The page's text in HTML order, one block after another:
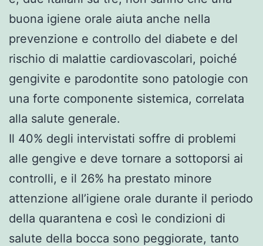
buona igiene orale aiuta anche nella
prevenzione e controllo del diabete e del
rischio di malattie cardiovascolari, poiché
gengivite e parodontite sono patologie con
una forte componente sistemica, correlata
alla salute generale.
Il 40% degli intervistati soffre di problemi
alle gengive e deve tornare a sottoporsi ai
controlli, e il 26% ha prestato minore
attenzione all’igiene orale durante il periodo
della quarantena e così le condizioni di
salute della bocca sono peggiorate, tanto